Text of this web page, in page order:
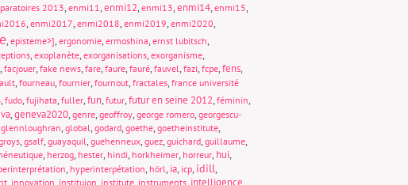
2013, enmi11,enmi12, enmi13,enmi14, enmi15,
, enmi2017, enmi2018, enmi2019, enmi2020,
, episteme>], ergonomie, ermoshina, ernst lubitsch,
, exoplanète, exorganisations, exorganisme,
, facjouer, fake news, fare, faure, fauré, fauvel, fazi, fcpe,fens,
, fourneau, fournier, fournout, fractales, france université
, fudo, fujihata, fuller,fun, futur,futur en seine 2012, féminin,
,geneva2020, genre, geoffroy, george romero, georgescu-
glennloughran, global, godard, goethe, goetheinstitute,
, gsalf, guayaquil, guehenneux, guez, guichard, guillaume,
, herzog, hester, hindi, horkheimer, horreur, hui,
, hyperinterpétation, hörl, ia, icp, idill,
, innovation, instituion, institute, instruments, intelligence,